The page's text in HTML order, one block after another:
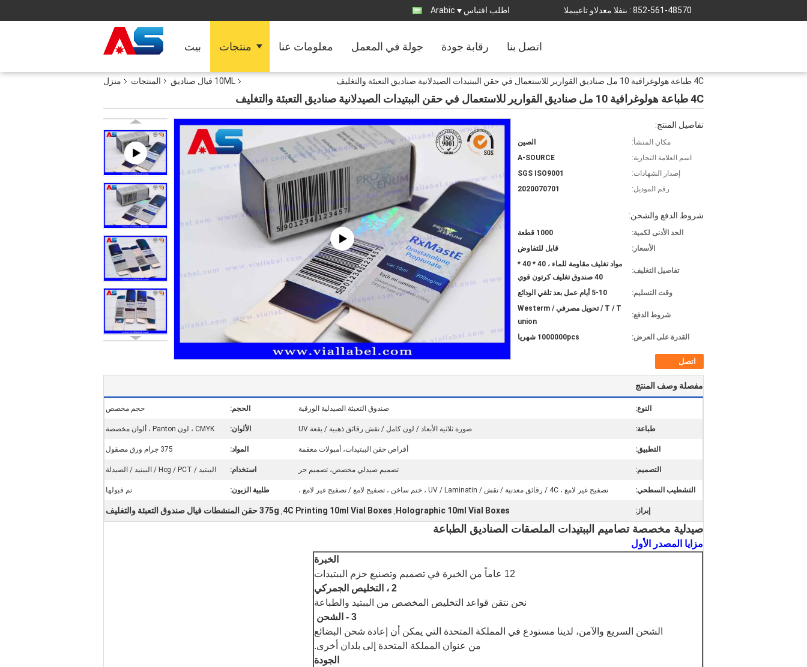
المبيعات والدعم الفنى : 852-561-48570 اطلب اقتباس Arabic
بيت منتجات معلومات عنا جولة في المعمل رقابة جودة اتصل بنا
منزل المنتجات 10ML فيال صناديق 4C طباعة هولوغرافية 10 مل صناديق القوارير للاستعمال في حقن الببتيدات الصيدلانية صناديق التعبئة والتغليف
4C طباعة هولوغرافية 10 مل صناديق القوارير للاستعمال في حقن الببتيدات الصيدلانية صناديق التعبئة والتغليف
تفاصيل المنتج:
مكان المنشأ:
الصين
اسم العلامة التجارية:
A-SOURCE
إصدار الشهادات:
SGS ISO9001
رقم الموديل:
2020070701
شروط الدفع والشحن:
الحد الأدنى لكمية:
1000 قطعة
الأسعار:
قابل للتفاوض
تفاصيل التغليف:
مواد تغليف مقاومة للماء ، 40 * 40 *
40 صندوق تغليف كرتون قوي
وقت التسليم:
5-10 أيام عمل بعد تلقي الودائع
شروط الدفع:
T / T / تحويل مصرفي / Westerm
union
القدرة على العرض:
1000000pcs شهريا
اتصل
مفصلة وصف المنتج
النوع: صندوق التعبئة الصيدلية الورقية الحجم: حجم مخصص
طباعة: صورة ثلاثية الأبعاد / لون كامل / نقش رقائق ذهبية / بقعة UV الألوان: CMYK ، لون Panton ، ألوان مخصصة
التطبيق: أقراص حقن الببتيدات، أمبولات معقمة المواد: 375 جرام ورق مصقول
التصميم: تصميم صيدلي مخصص، تصميم حر استخدام: الببتيد / Hcg / PCT / الببتيد / الصيدلة
التشطيب السطحي: تصفيح غير لامع ، 4C / رقائق معدنية / نقش / UV / Laminatin ، ختم ساخن ، تصفيح لامع / تصفيح غير لامع ، طلبية الزبون: تم قبولها
إبراز: Holographic 10ml Vial Boxes
,
4C Printing 10ml Vial Boxes
, 375g حقن المنشطات فيال صندوق التعبئة والتغليف
صيدلية مخصصة تصاميم الببتيدات الملصقات الصناديق الطباعة
مزايا المصدر الأول
الخبرة
12 عاماً من الخبرة في تصميم وتصنيع حزم الببتيدات
2 ، التخليص الجمركي
نحن نتقن قواعد التخليص المخصص من الببتيد والطباعة
3 - الشحن
الشحن السريع والآمن، لدينا مستودع في المملكة المتحدة التي يمكن أن إعادة شحن البضائع
من عنوان المملكة المتحدة إلى بلدان أخرى.
الجودة